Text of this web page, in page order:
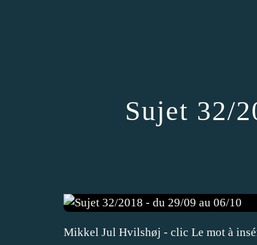
Sujet 32/
Mikkel Jul Hvilshøj - clic Le mot à